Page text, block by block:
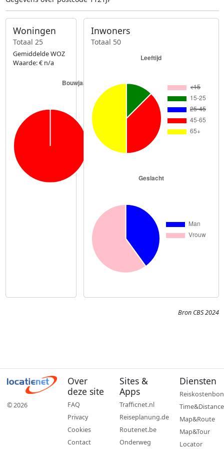
Woningen
Totaal 25
Gemiddelde WOZ
Waarde: € n/a
Inwoners
Totaal 50
Bron CBS 2024
© 2026
Over
deze site
FAQ
Privacy
Cookies
Contact
Sites &
Apps
Trafficnet.nl
Reiseplanung.de
Routenet.be
Onderweg
Diensten
Reiskostenbon
Time&Distance
Map&Route
Map&Tour
Locator